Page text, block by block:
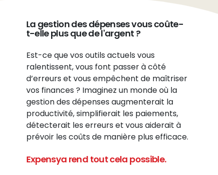
La gestion des dépenses vous coûte-
t-elle plus que de l'argent ?
Est-ce que vos outils actuels vous
ralentissent, vous font passer à côté
d’erreurs et vous empêchent de maîtriser
vos finances ? Imaginez un monde où la
gestion des dépenses augmenterait la
productivité, simplifierait les paiements,
détecterait les erreurs et vous aiderait à
prévoir les coûts de manière plus efficace.
Expensya rend tout cela possible.